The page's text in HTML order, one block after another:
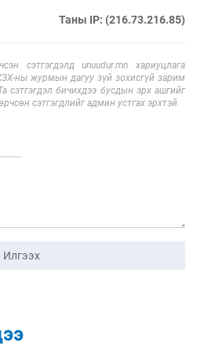
Таны IP: (216.73.216.85)
сэтгэгдэлд unuudur.mn хариуцлага
ны журмын дагуу зүй зохисгүй зарим
сэтгэгдэл бичихдээ бусдын эрх ашгийг
сэтгэгдлийг админ устгах эрхтэй.
Илгээх